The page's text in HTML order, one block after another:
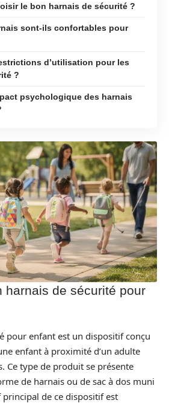
le bon harnais de sécurité ?
sont-ils confortables pour
d’utilisation pour les
?
psychologique des harnais
harnais de sécurité pour
pour enfant est un dispositif conçu
enfant à proximité d’un adulte
Ce type de produit se présente
de harnais ou de sac à dos muni
principal de ce dispositif est